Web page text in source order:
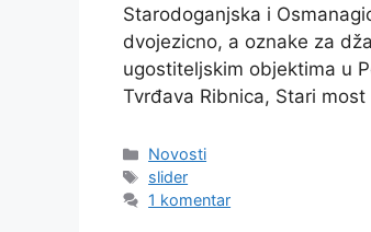
Starodoganjska i
dvojezicno, a oznake za
ugostiteljskim objektima u
Tvrđava Ribnica, Stari
Kategorije
Novosti
Oznake
slider
1 komentar